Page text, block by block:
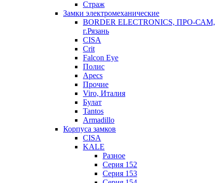
Страж
Замки электромеханические
BORDER ELECTRONICS, ПРО-САМ,
г.Рязань
CISA
Crit
Falcon Eye
Полис
Apecs
Прочие
Viro, Италия
Булат
Tantos
Armadillo
Корпуса замков
CISA
KALE
Разное
Серия 152
Серия 153